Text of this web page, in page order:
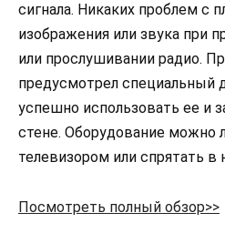
сигнала. Никаких проблем с
изображения или звука при
или прослушивании радио.
предусмотрел
успешно использовать ее и
стене. Оборудование можно
телевизором или спрятать
Посмотреть полный обзор>>